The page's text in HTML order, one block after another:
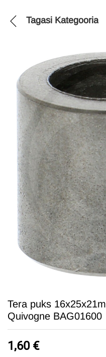
Tagasi Kategooria
Tera puks
Quivogne BAG01600
1,60 €